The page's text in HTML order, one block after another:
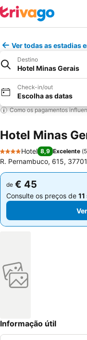
Ver todas as estadias
Destino
Hotel Minas Gerais
Check-in/out
Escolha as datas
Como os pagamentos
Hotel Minas
4 Estrelas
Hotel 8,9 Excelente (
R. Pernambuco, 615,
de € 45
Consulte os preços de
de € 45
Consulte os preços de
Informação útil